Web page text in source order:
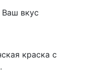
вкус
краска с